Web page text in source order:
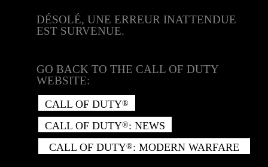
DÉSOLÉ, UNE ERREUR INATTENDUE
EST SURVENUE.
GO BACK TO THE CALL OF DUTY
WEBSITE:
CALL OF DUTY®
CALL OF DUTY®: NEWS
CALL OF DUTY®: MODERN WARFARE